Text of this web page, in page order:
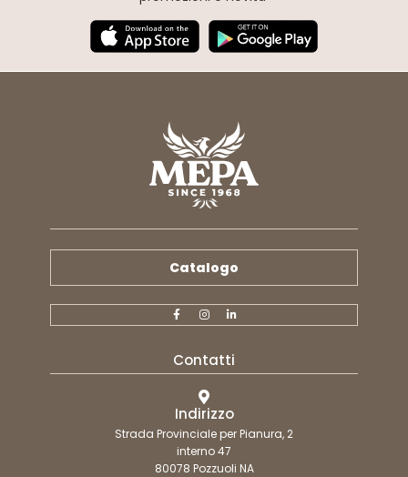
Catalogo
Contatti
Indirizzo
Strada Provinciale per Pianura, 2
interno 47
80078 Pozzuoli NA